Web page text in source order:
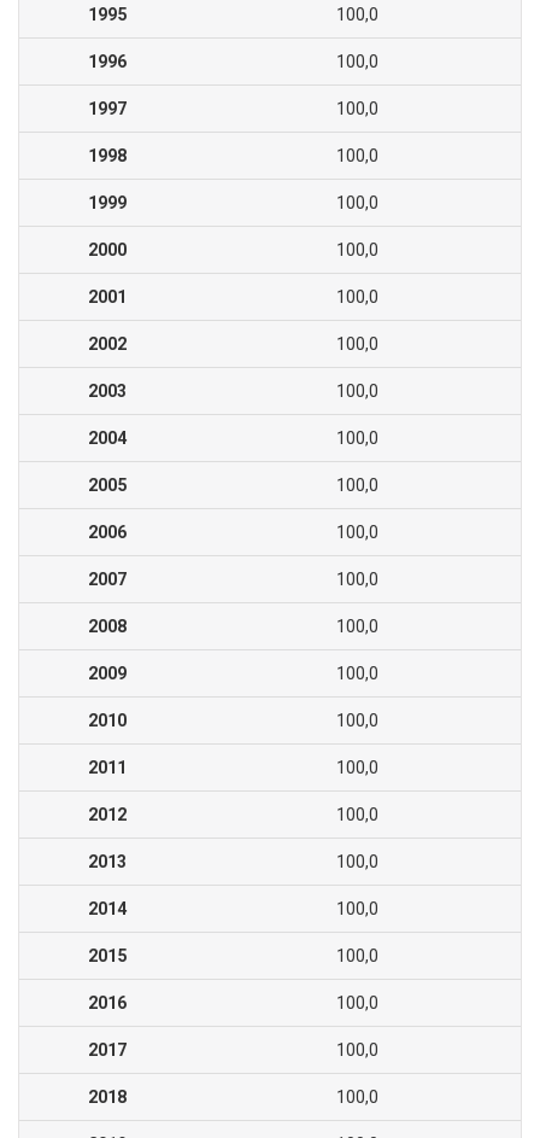
1995 100,0
1996 100,0
1997 100,0
1998 100,0
1999 100,0
2000 100,0
2001 100,0
2002 100,0
2003 100,0
2004 100,0
2005 100,0
2006 100,0
2007 100,0
2008 100,0
2009 100,0
2010 100,0
2011 100,0
2012 100,0
2013 100,0
2014 100,0
2015 100,0
2016 100,0
2017 100,0
2018 100,0